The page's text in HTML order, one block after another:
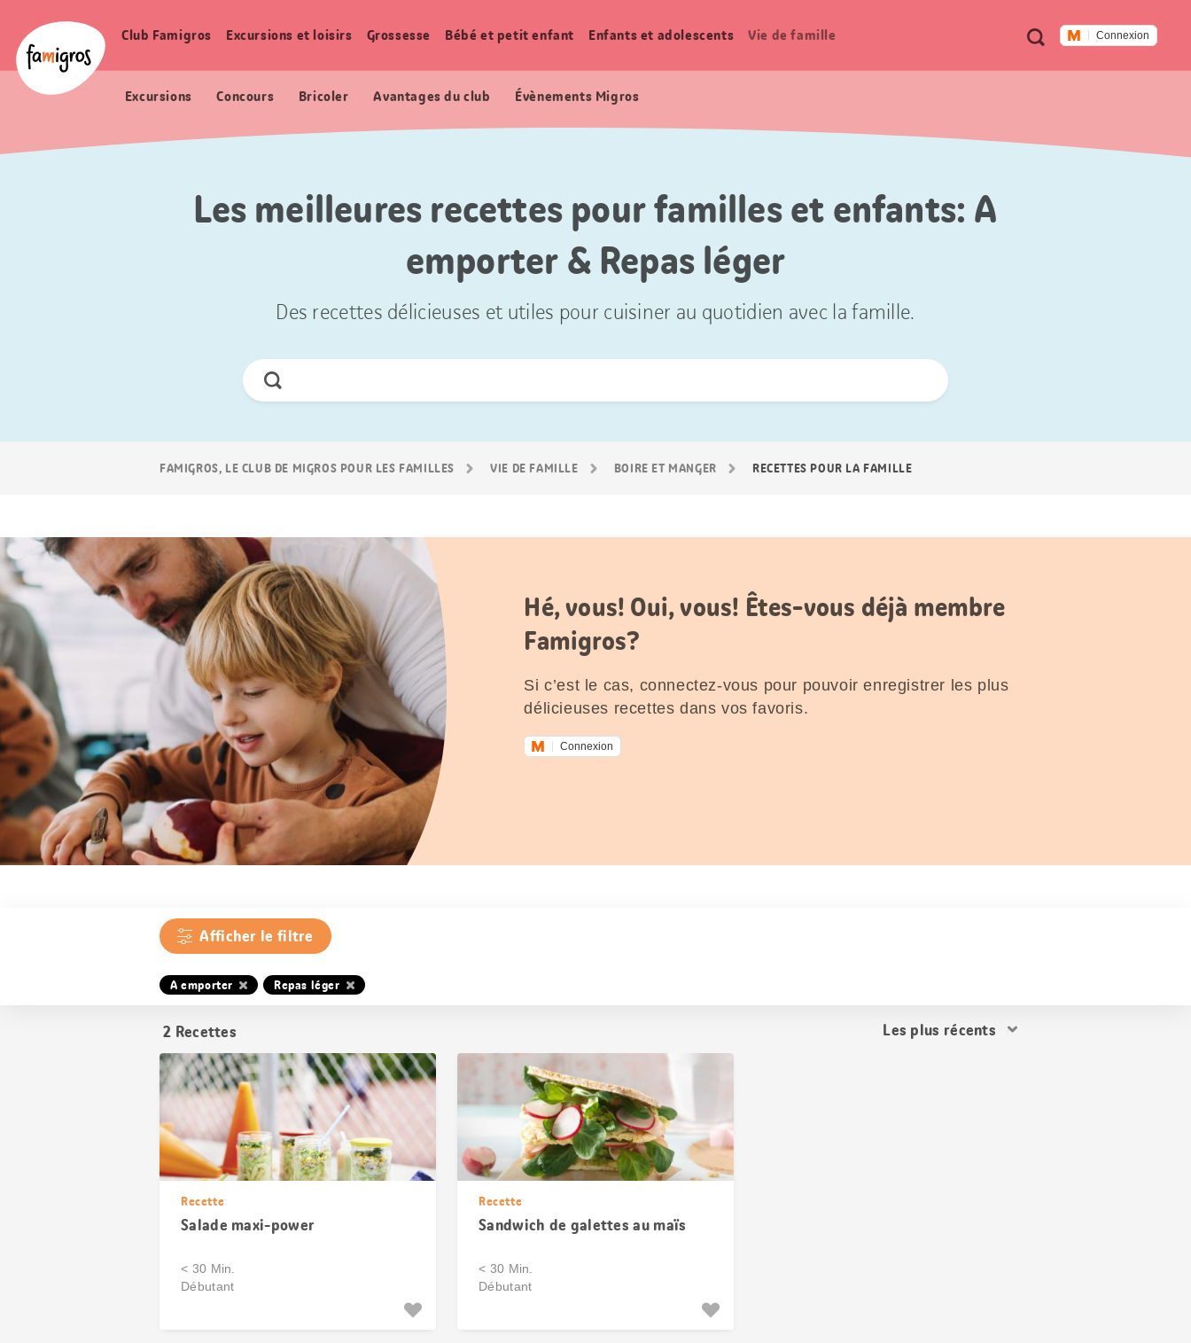
navigation
Logo
Métanavigation
RechercheConnexion
Navigation
Club Famigros Excursions et loisirs Grossesse Bébé et petit enfant Enfants et adolescents Vie de famille
Excursions Concours Bricoler Avantages du club Évènements Migros
Les meilleures recettes pour familles et enfants: A
emporter & Repas léger
Des recettes délicieuses et utiles pour cuisiner au quotidien avec la famille.
Chercher
FAMIGROS, LE CLUB DE MIGROS POUR LES FAMILLES VIE DE FAMILLE BOIRE ET MANGER RECETTES POUR LA FAMILLE
Hé, vous! Oui, vous! Êtes-vous déjà membre
Famigros?
Si c’est le cas, connectez-vous pour pouvoir enregistrer les plus
délicieuses recettes dans vos favoris.
Connexion
Afficher le filtre
A emporter Repas léger
2 Recettes
Trier
Recette
Salade maxi-power
< 30 Min.
Débutant
Recette
Sandwich de galettes au maïs
< 30 Min.
Débutant